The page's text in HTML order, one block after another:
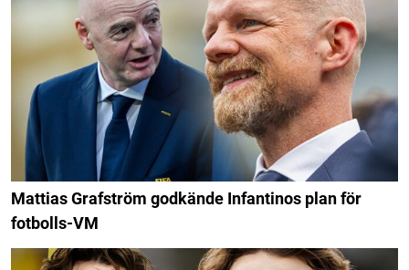
Mattias Grafström godkände Infantinos plan för
fotbolls-VM